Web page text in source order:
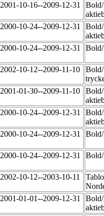
2001-10-16--2009-12-31
2000-10-24--2009-12-31
2000-10-24--2009-12-31
2002-10-12--2009-11-10
2001-01-30--2009-11-10
2000-10-24--2009-12-31
2000-10-24--2009-12-31
2000-10-24--2009-12-31
2002-10-12--2003-10-11
2001-01-01--2009-12-31